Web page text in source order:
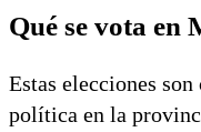
Qué se vota en
Estas elecciones
política en la